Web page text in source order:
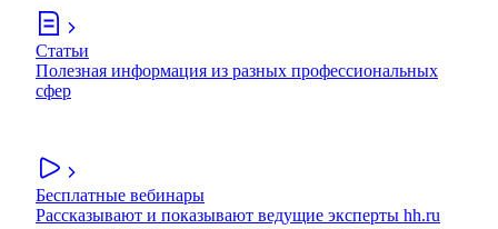
Статьи
Полезная информация из разных профессиональных
сфер
Бесплатные вебинары
Рассказывают и показывают ведущие эксперты hh.ru